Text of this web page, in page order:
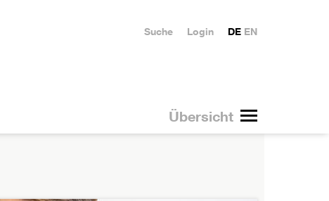
Übersicht
DE EN
Login
Suche